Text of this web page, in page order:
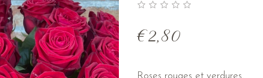
€2,80
Roses rouges et verdures.